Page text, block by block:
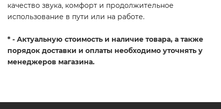
качество звука, комфорт и продолжительное
использование в пути или на работе.
* - Актуальную стоимость и наличие товара, а также
порядок доставки и оплаты необходимо уточнять у
менеджеров магазина.